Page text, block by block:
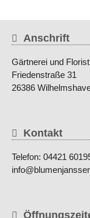
Anschrift
Gärtnerei und
Friedenstraße 31
26386
Kontakt
Telefon: 04421